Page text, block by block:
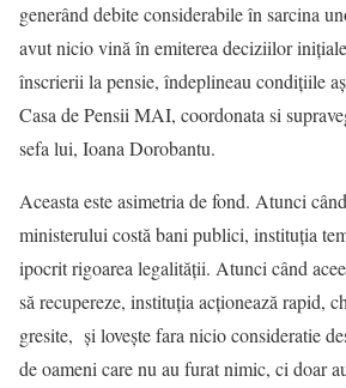
generând debite considerabile în sarcina
avut nicio vină în emiterea deciziilor
înscrierii la pensie, îndeplineau condițiile
Casa de Pensii MAI, coordonata si
sefa lui, Ioana Dorobantu.
Aceasta este asimetria de fond. Atunci
ministerului costă bani publici, instituția
ipocrit rigoarea legalității. Atunci când
să recupereze, instituția acționează rapid,
gresite, și lovește fara nicio consideratie
de oameni care nu au furat nimic, ci doar